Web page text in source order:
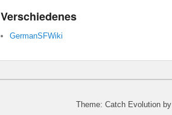
Verschiedenes
GermanSFWiki
Theme: Catch Evolution by